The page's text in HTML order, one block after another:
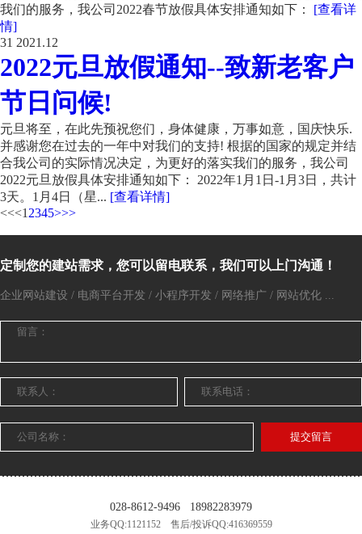
我们的服务，我公司2022春节放假具体安排通知如下： [查看详
情]
31 2021.12
2022元旦放假通知--致新老客户
节日问候!
元旦将至，在此先预祝您们，身体健康，万事如意，国庆快乐.
并感谢您在过去的一年中对我们的支持! 根据的国家的规定并结
合我公司的实际情况决定，为更好的落实我们的服务，我公司
2022元旦放假具体安排通知如下： 2022年1月1日-1月3日，共计
3天。1月4日（星... [查看详情]
<<<1 2345>>>
定制您的建站需求，您可以留电联系，我们可以上门沟通！
企业网站建设 / 电商平台开发 / 小程序开发 / 网络推广 / 网站优化 ...
提交留言
028-8612-9496 18982283979
业务QQ:1121152 售后/投诉QQ:416369559